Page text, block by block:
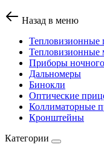
Назад в меню
Тепловизионные
Тепловизионные
Приборы
Дальномеры
Бинокли
Оптические
Коллиматорные
Кронштейны
Категории